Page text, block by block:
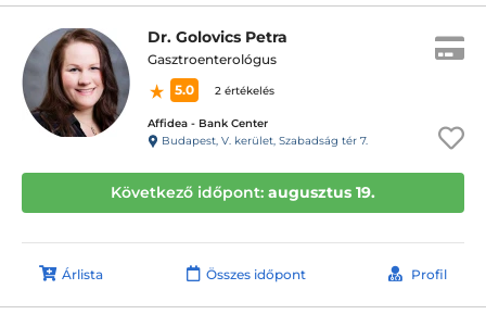
Dr. Golovics Petra
Gasztroenterológus
5.0
2 értékelés
Affidea - Bank Center
Budapest, V. kerület, Szabadság tér 7.
Következő időpont: augusztus 19.
Árlista Összes időpont Profil